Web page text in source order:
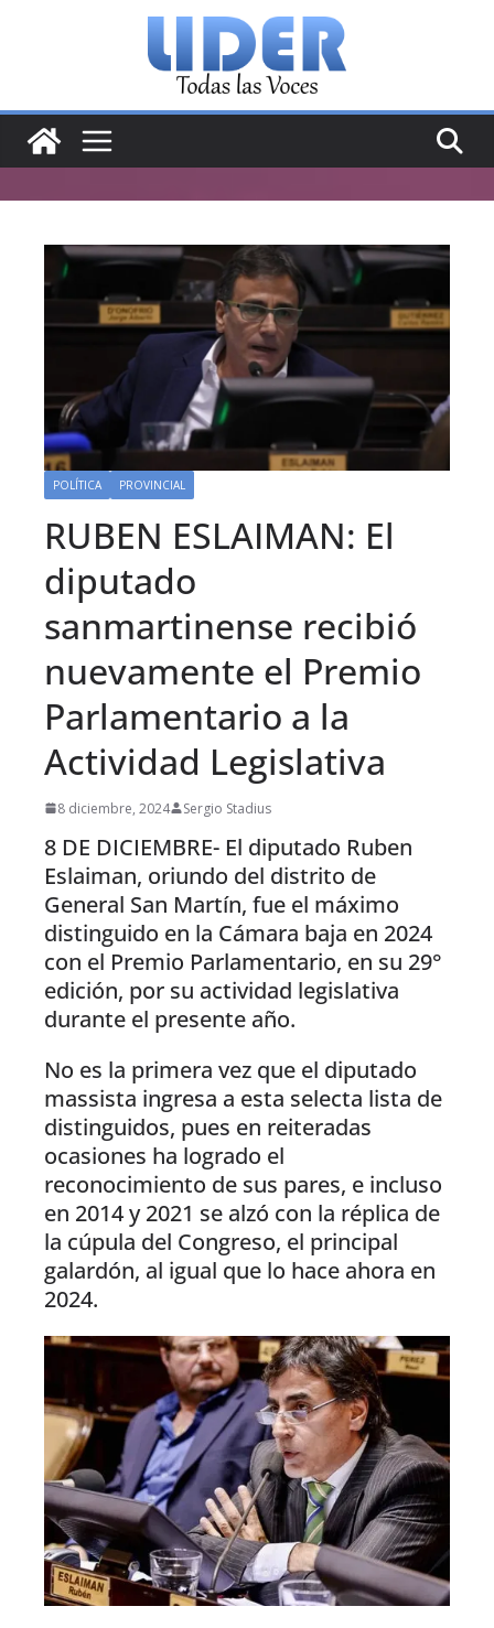
POLÍTICA PROVINCIAL
RUBEN ESLAIMAN: El
diputado
sanmartinense recibió
nuevamente el Premio
Parlamentario a la
Actividad Legislativa
8 diciembre, 2024 Sergio Stadius
8 DE DICIEMBRE- El diputado Ruben
Eslaiman, oriundo del distrito de
General San Martín, fue el máximo
distinguido en la Cámara baja en 2024
con el Premio Parlamentario, en su 29°
edición, por su actividad legislativa
durante el presente año.
No es la primera vez que el diputado
massista ingresa a esta selecta lista de
distinguidos, pues en reiteradas
ocasiones ha logrado el
reconocimiento de sus pares, e incluso
en 2014 y 2021 se alzó con la réplica de
la cúpula del Congreso, el principal
galardón, al igual que lo hace ahora en
2024.